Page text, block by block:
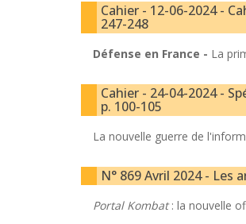
Cahier - 12-06-2024 -
247-248
Défense en France - La
Cahier - 24-04-2024 -
p. 100-105
La nouvelle guerre de
N° 869 Avril 2024 - Les
Portal Kombat: la nouvelle